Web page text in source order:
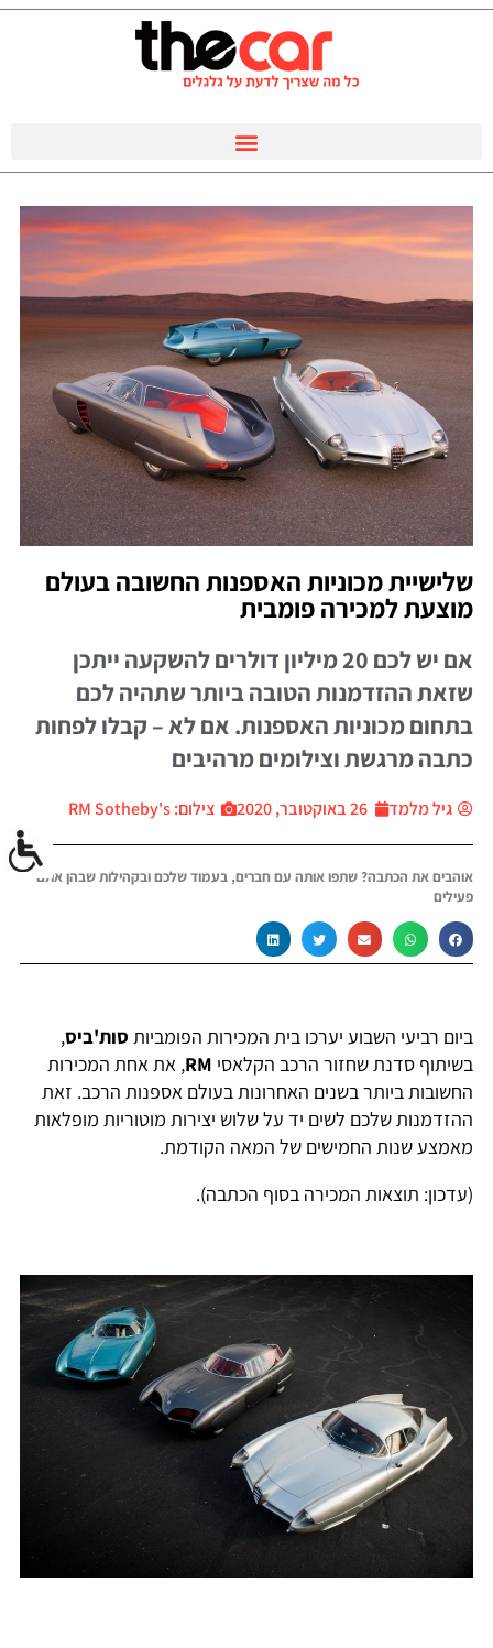
שלישיית מכוניות האספנות החשובה בעולם
מוצעת למכירה פומבית
אם יש לכם 20 מיליון דולרים להשקעה ייתכן
שזאת ההזדמנות הטובה ביותר שתהיה לכם
בתחום מכוניות האספנות. אם לא – קבלו לפחות
כתבה מרגשת וצילומים מרהיבים
גיל מלמד 26 באוקטובר, 2020 צילום: RM Sotheby's
אוהבים את הכתבה? שתפו אותה עם חברים, בעמוד שלכם ובקהילות שבהן אתם
פעילים
ביום רביעי השבוע יערכו בית המכירות הפומביות סות'ביס,
בשיתוף סדנת שחזור הרכב הקלאסי RM, את אחת המכירות
החשובות ביותר בשנים האחרונות בעולם אספנות הרכב. זאת
ההזדמנות שלכם לשים יד על שלוש יצירות מוטוריות מופלאות
מאמצע שנות החמישים של המאה הקודמת.
(עדכון: תוצאות המכירה בסוף הכתבה).